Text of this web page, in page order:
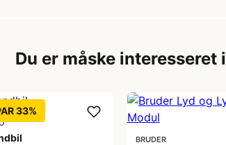
Du er måske interesseret i
33%
BRUDER